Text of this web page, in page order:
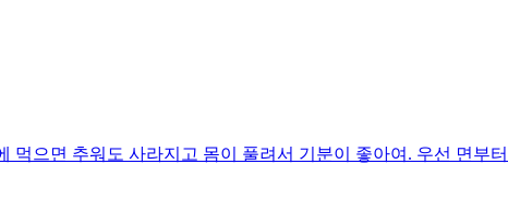
먹으면 추워도 사라지고 몸이 풀려서 기분이 좋아여. 우선 면부